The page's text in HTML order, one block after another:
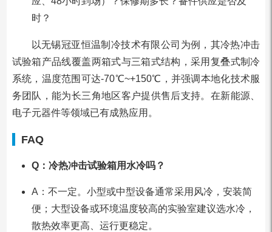
时？
以无锡冠亚恒温制冷技术有限公司为例，其冷热冲击
试验箱产品线覆盖两箱式与三箱式结构，采用复叠式制冷
系统，温度范围可达-70℃~+150℃，并强调本地化技术服
务团队，能为长三角地区客户提供售后支持。在新能源、
电子元器件等领域已有成熟应用。
FAQ
Q：冷热冲击试验箱用水冷吗？
A：不一定。小型或中型设备通常采用风冷，安装简
便；大型设备或环境温度较高的实验室建议选水冷，
散热效率更高、运行更稳定。